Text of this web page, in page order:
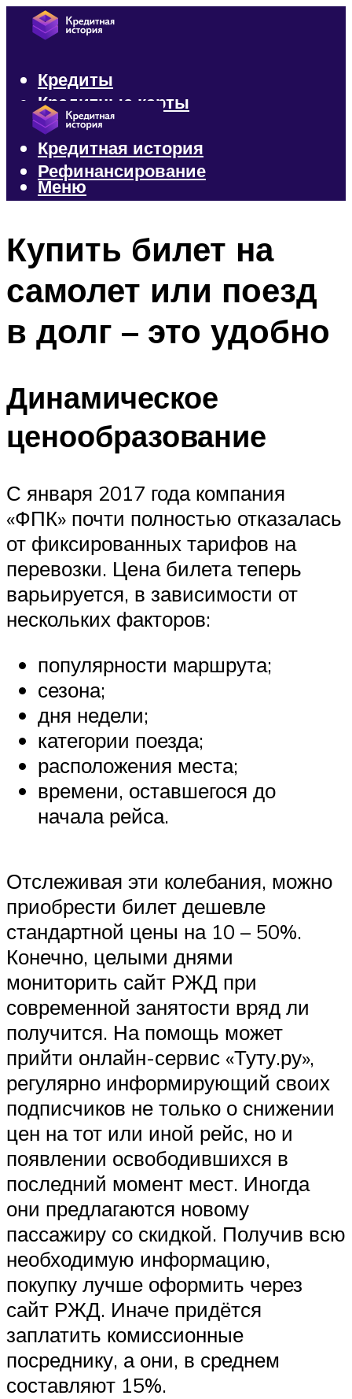
Кредиты
Кредитные карты
Микрозаймы
Кредитная история
Рефинансирование
Меню
Купить билет на
самолет или поезд
в долг – это удобно
Динамическое
ценообразование
С января 2017 года компания
«ФПК» почти полностью отказалась
от фиксированных тарифов на
перевозки. Цена билета теперь
варьируется, в зависимости от
нескольких факторов:
популярности маршрута;
сезона;
дня недели;
категории поезда;
расположения места;
времени, оставшегося до
начала рейса.
Отслеживая эти колебания, можно
приобрести билет дешевле
стандартной цены на 10 – 50%.
Конечно, целыми днями
мониторить сайт РЖД при
современной занятости вряд ли
получится. На помощь может
прийти онлайн-сервис «Туту.ру»,
регулярно информирующий своих
подписчиков не только о снижении
цен на тот или иной рейс, но и
появлении освободившихся в
последний момент мест. Иногда
они предлагаются новому
пассажиру со скидкой. Получив всю
необходимую информацию,
покупку лучше оформить через
сайт РЖД. Иначе придётся
заплатить комиссионные
посреднику, а они, в среднем
составляют 15%.